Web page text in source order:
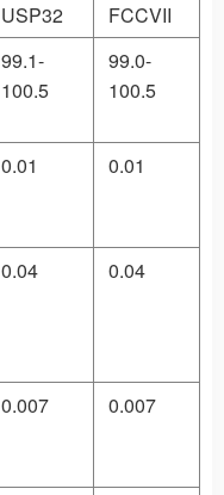
USP32
FCCVII
99.1-
100.5
99.0-
100.5
0.01 0.01
0.04 0.04
0.007 0.007